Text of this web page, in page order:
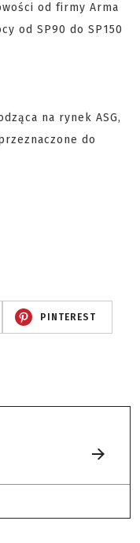
od firmy Arma
od SP90 do SP150
na rynek ASG,
do
PINTEREST